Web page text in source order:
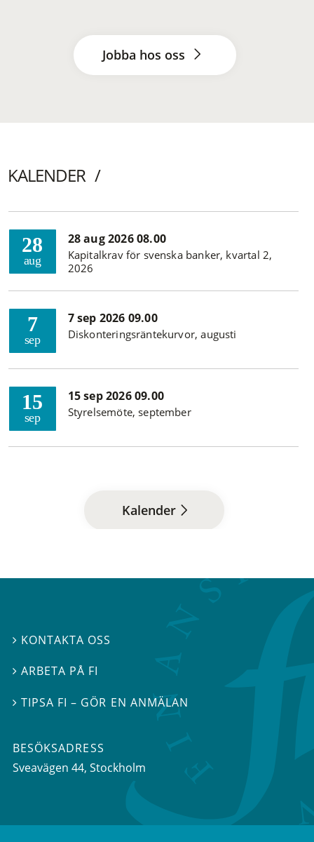
Jobba hos oss
KALENDER
28
aug
28 aug 2026 08.00
Kapitalkrav för svenska banker, kvartal 2,
2026
7
sep
7 sep 2026 09.00
Diskonteringsräntekurvor, augusti
15
sep
15 sep 2026 09.00
Styrelsemöte, september
Kalender
 KONTAKTA OSS
ARBETA PÅ FI
TIPSA FI – GÖR EN ANMÄLAN
BESÖKSADRESS
Sveavägen 44, Stockholm